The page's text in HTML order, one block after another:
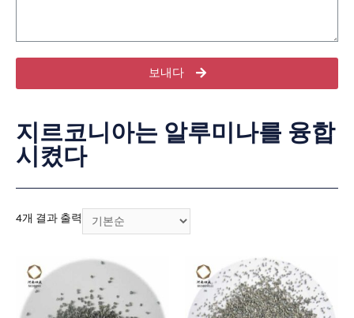
보내다
지르코니아는 알루미나를 융합
시켰다
4개 결과 출력